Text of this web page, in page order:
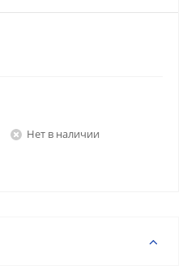
Нет в наличии